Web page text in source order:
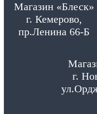
Магазин «Блеск»
г. Кемерово,
пр.Ленина 66-Б
г.